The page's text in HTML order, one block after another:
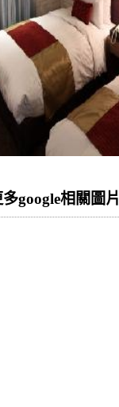
多google相關圖片